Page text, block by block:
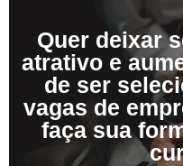
Quer deixar
atrativo e
de ser
vagas de
faça sua